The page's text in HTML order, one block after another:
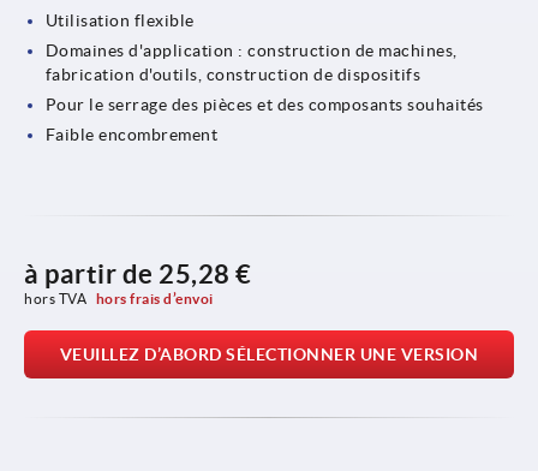
Utilisation flexible
Domaines d'application : construction de machines,
fabrication d'outils, construction de dispositifs
Pour le serrage des pièces et des composants souhaités
Faible encombrement
à partir de 25,28 €
hors TVA hors frais d’envoi
VEUILLEZ D’ABORD SÉLECTIONNER UNE VERSION